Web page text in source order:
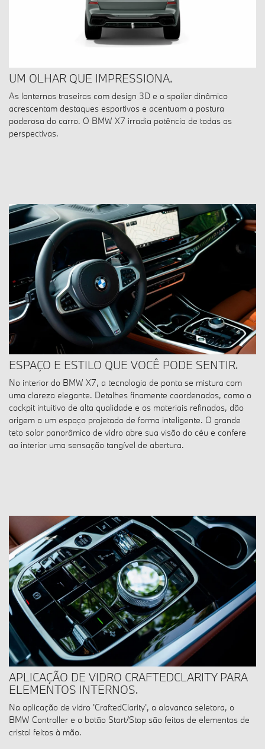
UM OLHAR QUE IMPRESSIONA.
As lanternas traseiras com design 3D e o spoiler dinâmico
acrescentam destaques esportivos e acentuam a postura
poderosa do carro. O BMW X7 irradia potência de todas as
perspectivas.
ESPAÇO E ESTILO QUE VOCÊ PODE SENTIR.
No interior do BMW X7, a tecnologia de ponta se mistura com
uma clareza elegante. Detalhes finamente coordenados, como o
cockpit intuitivo de alta qualidade e os materiais refinados, dão
origem a um espaço projetado de forma inteligente. O grande
teto solar panorâmico de vidro abre sua visão do céu e confere
ao interior uma sensação tangível de abertura.
APLICAÇÃO DE VIDRO CRAFTEDCLARITY PARA
ELEMENTOS INTERNOS.
Na aplicação de vidro 'CraftedClarity', a alavanca seletora, o
BMW Controller e o botão Start/Stop são feitos de elementos de
cristal feitos à mão.